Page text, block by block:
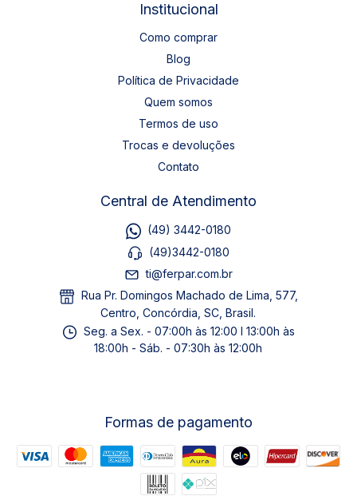
Institucional
Como comprar
Blog
Política de Privacidade
Quem somos
Termos de uso
Trocas e devoluções
Contato
Central de Atendimento
(49) 3442-0180
(49)3442-0180
ti@ferpar.com.br
Rua Pr. Domingos Machado de Lima, 577,
Centro, Concórdia, SC, Brasil.
Seg. a Sex. - 07:00h às 12:00 I 13:00h às
18:00h - Sáb. - 07:30h às 12:00h
Formas de pagamento